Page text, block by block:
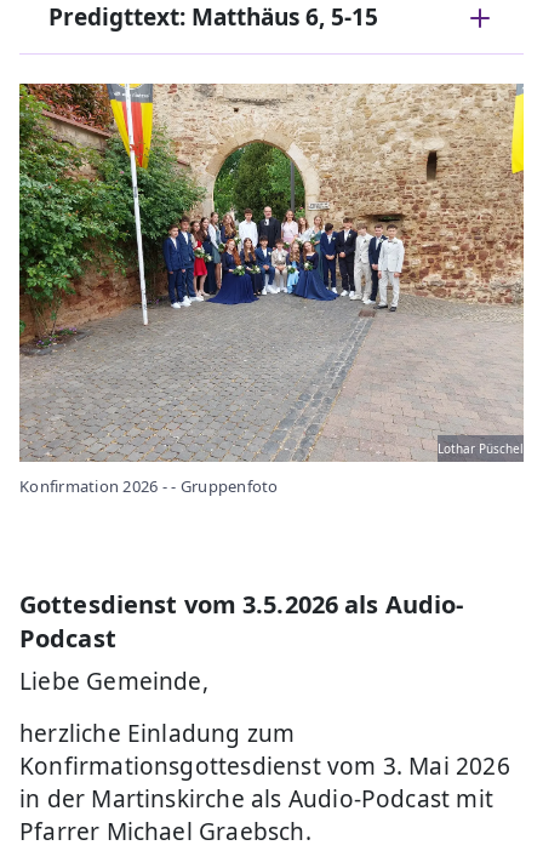
Predigttext: Matthäus 6, 5-15
Lothar Püschel
Konfirmation 2026 - - Gruppenfoto
Gottesdienst vom 3.5.2026 als Audio-
Podcast
Liebe Gemeinde,
herzliche Einladung zum
Konfirmationsgottesdienst vom 3. Mai 2026
in der Martinskirche als Audio-Podcast mit
Pfarrer Michael Graebsch.